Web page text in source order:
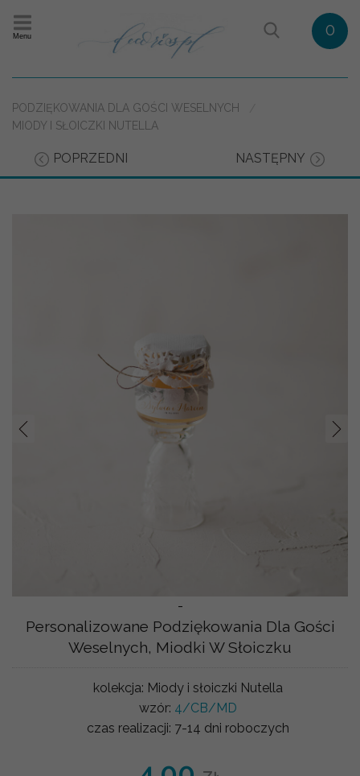
Menu 0
PODZIĘKOWANIA DLA GOŚCI WESELNYCH
MIODY I SŁOICZKI NUTELLA
POPRZEDNI NASTĘPNY
-
Prev
Personalizowane Podziękowania Dla Gości
Weselnych, Miodki W Słoiczku
kolekcja: Miody i słoiczki Nutella
wzór: 4/CB/MD
czas realizacji: 7-14 dni roboczych